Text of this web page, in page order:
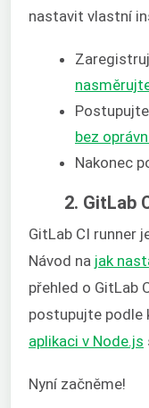
nastavit vlastní
bez
Nakonec
2. GitLab
GitLab CI runner
Návod na jak
přehled o GitLab
postupujte podle
aplikaci v Node.js
Nyní začněme!